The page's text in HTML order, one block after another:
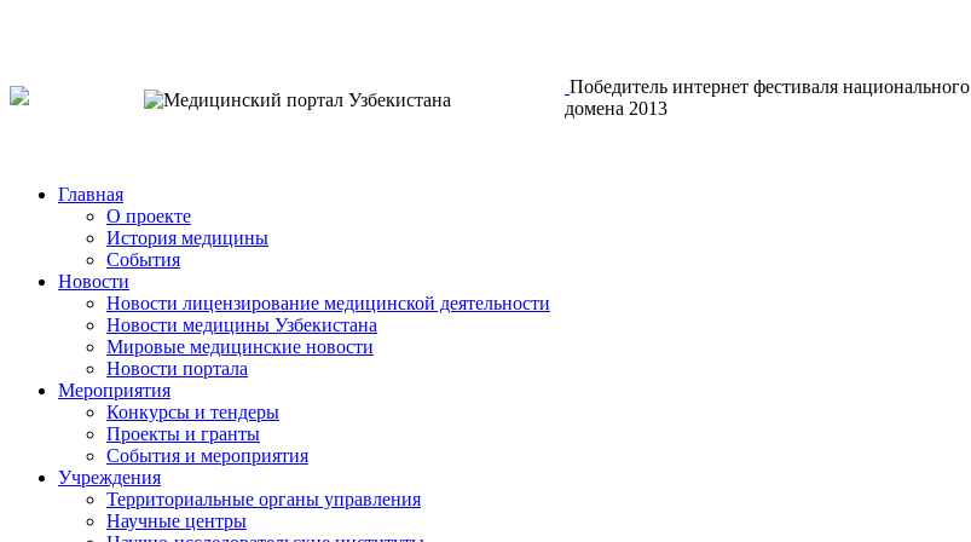
Победитель интернет фестиваля национального
домена 2013
Главная
О проекте
История медицины
События
Новости
Новости лицензирование медицинской деятельности
Новости медицины Узбекистана
Мировые медицинские новости
Новости портала
Мероприятия
Конкурсы и тендеры
Проекты и гранты
События и мероприятия
Учреждения
Территориальные органы управления
Научные центры